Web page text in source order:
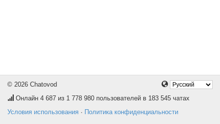
© 2026 Chatovod
Онлайн 4 687 из 1 778 980 пользователей в 183 545 чатах
Условия использования · Политика конфиденциальности